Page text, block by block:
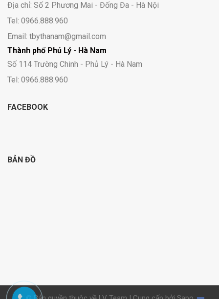
Địa chỉ: Số 2 Phương Mai - Đống Đa - Hà Nội
Tel: 0966.888.960
Email: tbythanam@gmail.com
Thành phố Phủ Lý - Hà Nam
Số 114 Trường Chinh - Phủ Lý - Hà Nam
Tel: 0966.888.960
FACEBOOK
BẢN ĐỒ